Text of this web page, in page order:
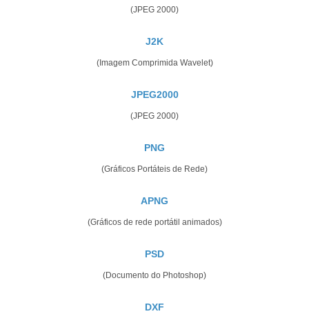
(JPEG 2000)
J2K
(Imagem Comprimida Wavelet)
JPEG2000
(JPEG 2000)
PNG
(Gráficos Portáteis de Rede)
APNG
(Gráficos de rede portátil animados)
PSD
(Documento do Photoshop)
DXF